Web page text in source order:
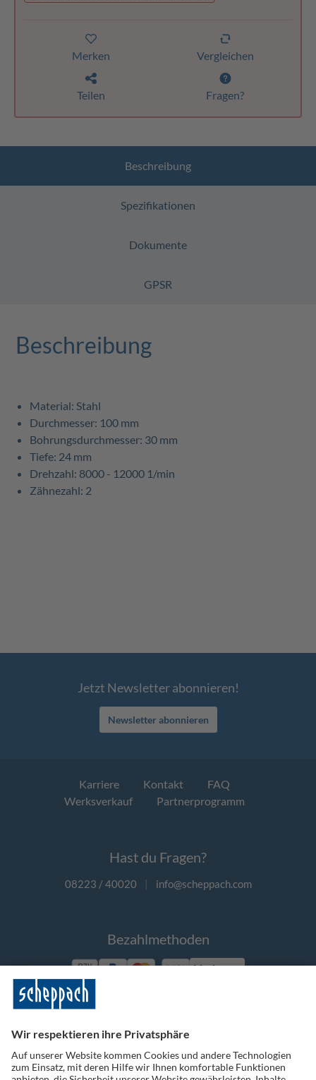
Merken Vergleichen
Teilen Fragen?
Beschreibung
Spezifikationen
Dokumente
GPSR
Beschreibung
Material: Stahl
Durchmesser: 100 mm
Bohrungsdurchmesser: 30 mm
Tiefe: 24 mm
Drehzahl: 8000 - 12000 1/min
Zähnezahl: 2
Jetzt Newsletter abonnieren!
Newsletter abonnieren
Karriere Kontakt
FAQ
Werksverkauf
Partnerprogramm
Hast du Fragen?
08223 / 40020 | info@scheppach.com
Bezahlmethoden
Vorkasse
Folge uns auf Social Media